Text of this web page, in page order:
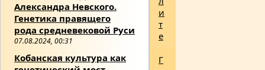
Александра Невского.
Генетика правящего
рода средневековой Руси
07.08.2024, 00:31
Кобанская культура как
и
т
е
Г